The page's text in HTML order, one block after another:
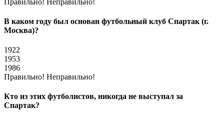
В каком году был основан футбольный клуб Спартак (г.
Москва)?
1922
1953
1986
Правильно! Неправильно!
Кто из этих футболистов, никогда не выступал за
Спартак?